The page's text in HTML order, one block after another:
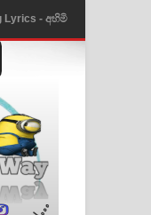
Lyrics - අහිමි
- මතක
- නිම්නාදෙන්